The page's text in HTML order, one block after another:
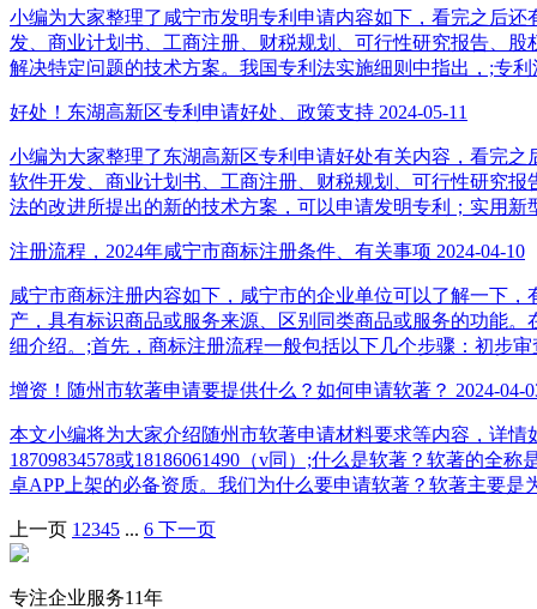
小编为大家整理了咸宁市发明专利申请内容如下，看完之后还
发、商业计划书、工商注册、财税规划、可行性研究报告、
解决特定问题的技术方案。我国专利法实施细则中指出，;专利
好处！东湖高新区专利申请好处、政策支持 2024-05-11
小编为大家整理了东湖高新区专利申请好处有关内容，看完之
软件开发、商业计划书、工商注册、财税规划、可行性研究
法的改进所提出的新的技术方案，可以申请发明专利；实用新
注册流程，2024年咸宁市商标注册条件、有关事项 2024-04-10
咸宁市商标注册内容如下，咸宁市的企业单位可以了解一下，
产，具有标识商品或服务来源、区别同类商品或服务的功能
细介绍。;首先，商标注册流程一般包括以下几个步骤：初步审
增资！随州市软著申请要提供什么？如何申请软著？ 2024-04-
本文小编将为大家介绍随州市软著申请材料要求等内容，详
18709834578或18186061490（v同）;什么是软著？软著的全
卓APP上架的必备资质。我们为什么要申请软著？软著主要是
上一页 1 2345 ... 6 下一页
专注企业服务11年